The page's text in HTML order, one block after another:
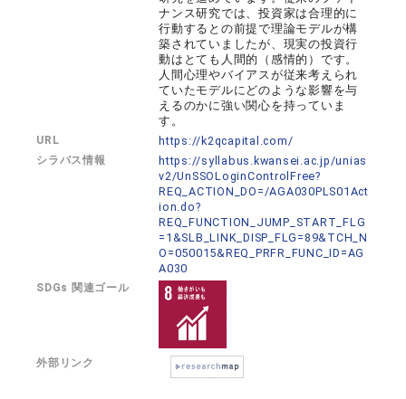
ナンス研究では、投資家は合理的に
行動するとの前提で理論モデルが構
築されていましたが、現実の投資行
動はとても人間的（感情的）です。
人間心理やバイアスが従来考えられ
ていたモデルにどのような影響を与
えるのかに強い関心を持っていま
す。
URL https://k2qcapital.com/
シラバス情報
https://syllabus.kwansei.ac.jp/unias
v2/UnSSOLoginControlFree?
REQ_ACTION_DO=/AGA030PLS01Act
ion.do?
REQ_FUNCTION_JUMP_START_FLG
=1&SLB_LINK_DISP_FLG=89&TCH_N
O=050015&REQ_PRFR_FUNC_ID=AG
A030
SDGs 関連ゴール
外部リンク